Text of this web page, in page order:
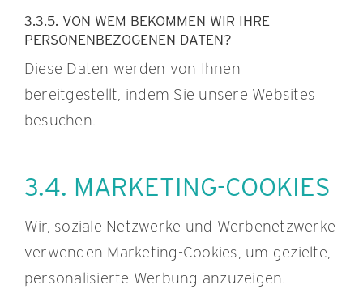
3.3.5. VON WEM BEKOMMEN WIR IHRE
PERSONENBEZOGENEN DATEN?
Diese Daten werden von Ihnen
bereitgestellt, indem Sie unsere Websites
besuchen.
3.4. MARKETING-COOKIES
Wir, soziale Netzwerke und Werbenetzwerke
verwenden Marketing-Cookies, um gezielte,
personalisierte Werbung anzuzeigen.